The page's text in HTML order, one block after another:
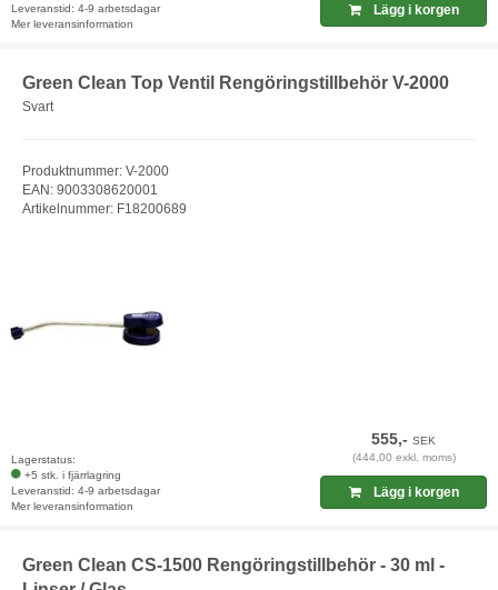
Leveranstid: 4-9 arbetsdagar
Mer leveransinformation
Lägg i korgen
Green Clean Top Ventil Rengöringstillbehör V-2000
Svart
Produktnummer: V-2000
EAN: 9003308620001
Artikelnummer: F18200689
Lagerstatus:
+5 stk. i fjärrlagring
Leveranstid: 4-9 arbetsdagar
Mer leveransinformation
555,-SEK
(444,00 exkl. moms)
Lägg i korgen
Green Clean CS-1500 Rengöringstillbehör - 30 ml -